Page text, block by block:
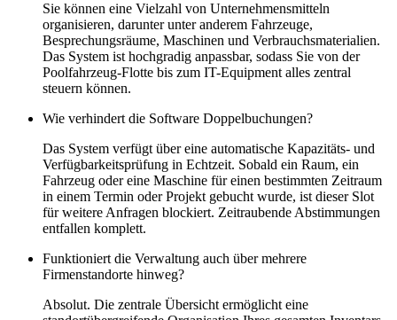
Sie können eine Vielzahl von Unternehmensmitteln
organisieren, darunter unter anderem Fahrzeuge,
Besprechungsräume, Maschinen und Verbrauchsmaterialien.
Das System ist hochgradig anpassbar, sodass Sie von der
Poolfahrzeug-Flotte bis zum IT-Equipment alles zentral
steuern können.
Wie verhindert die Software Doppelbuchungen?
Das System verfügt über eine automatische Kapazitäts- und
Verfügbarkeitsprüfung in Echtzeit. Sobald ein Raum, ein
Fahrzeug oder eine Maschine für einen bestimmten Zeitraum
in einem Termin oder Projekt gebucht wurde, ist dieser Slot
für weitere Anfragen blockiert. Zeitraubende Abstimmungen
entfallen komplett.
Funktioniert die Verwaltung auch über mehrere
Firmenstandorte hinweg?
Absolut. Die zentrale Übersicht ermöglicht eine